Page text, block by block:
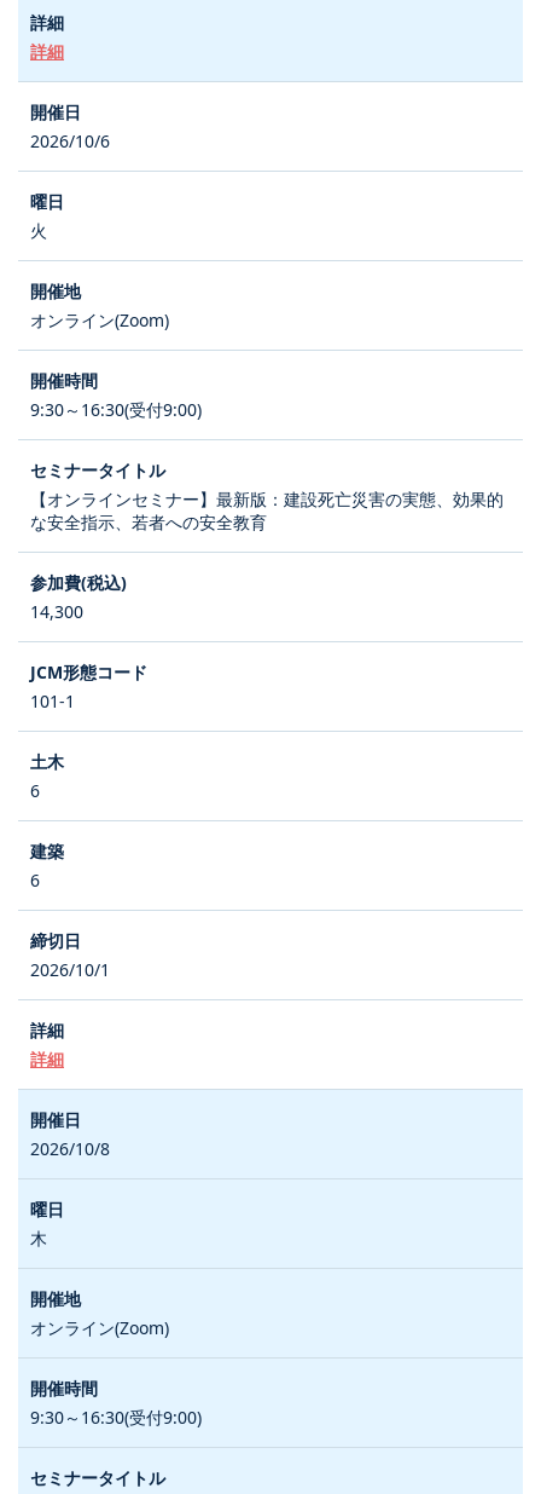
詳細
2026/10/6
火
オンライン(Zoom)
9:30～16:30(受付9:00)
【オンラインセミナー】最新版：建設死亡災害の実態、効果的
な安全指示、若者への安全教育
14,300
101-1
6
6
2026/10/1
詳細
2026/10/8
木
オンライン(Zoom)
9:30～16:30(受付9:00)